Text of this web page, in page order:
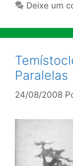
Deixe um
Paralelas
24/08/2008